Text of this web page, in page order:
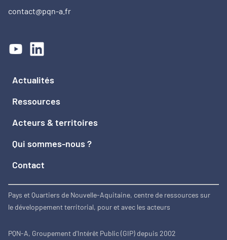
contact@pqn-a.fr
Actualités
Ressources
Acteurs & territoires
Qui sommes-nous ?
Contact
Pays et Quartiers de Nouvelle-Aquitaine, centre de ressources sur
le développement territorial, pour et avec les acteurs
PQN-A, Groupement d'Intérêt Public (GIP) depuis 2002